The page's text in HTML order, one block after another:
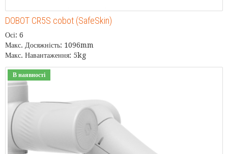
DOBOT CR5S cobot (SafeSkin)
Осі: 6
Макс. Досяжність: 1096mm
Макс. Навантаження: 5kg
В наявності